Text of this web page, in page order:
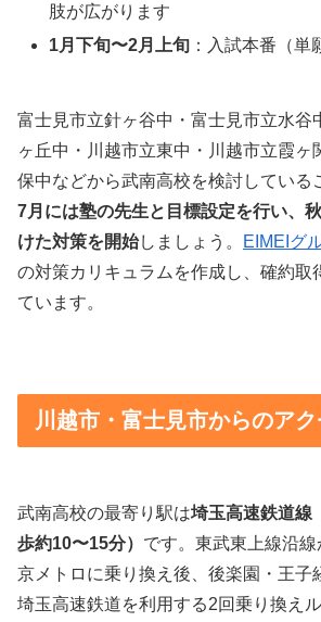
肢が広がります
1月下旬〜2月上旬 ：入試本番（単
富士見市立針ヶ谷中・富士見市立水谷
ヶ丘中・川越市立東中・川越市立霞ヶ
保中などから武南高校を検討している
7月には塾の先生と目標設定を行い、
けた対策を開始しましょう。 EIMEIグ
の対策カリキュラムを作成し、確約取
ています。
川越市・富士見市からのアク
武南高校の最寄り駅は埼玉高速鉄道線
歩約10〜15分） です。東武東上線沿
京メトロに乗り換え後、後楽園・王子
埼玉高速鉄道を利用する2回乗り換え